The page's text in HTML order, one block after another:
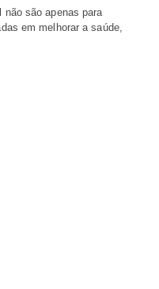
não são apenas para
em melhorar a saúde,